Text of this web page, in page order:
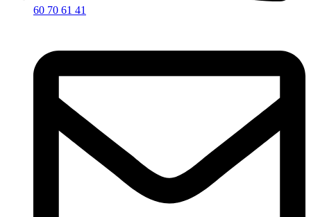
60 70 61 41